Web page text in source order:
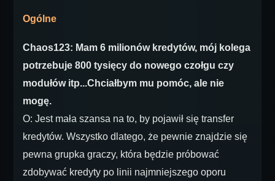
Ogólne
Chaos123: Mam 6 milionów kredytów, mój kolega
potrzebuje 800 tysięcy do nowego czołgu czy
modułów itp...Chciałbym mu pomóc, ale nie
mogę.
O: Jest mała szansa na to, by pojawił się transfer
kredytów. Wszystko dlatego, że pewnie znajdzie się
pewna grupka graczy, która będzie próbować
zdobywać kredyty po linii najmniejszego oporu